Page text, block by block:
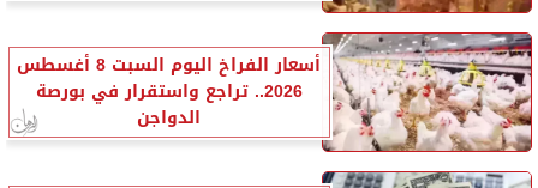
أسعار الفراخ اليوم السبت 8 أغسطس
2026.. تراجع واستقرار في بورصة
الدواجن